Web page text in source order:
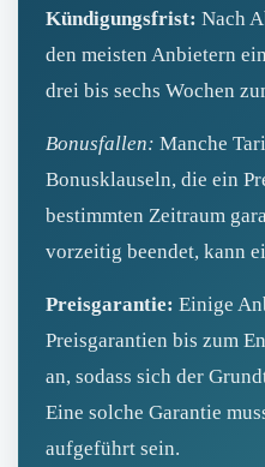
Kündigungsfrist: Nach
den meisten Anbietern
drei bis sechs Wochen
Bonusfallen: Manche
Bonusklauseln, die ein
bestimmten Zeitraum
vorzeitig beendet, kann
Preisgarantie: Einige
Preisgarantien bis zum
an, sodass sich der
Eine solche Garantie
aufgeführt sein.